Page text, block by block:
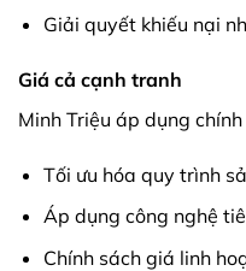
Giải quyết khiếu nại
Giá cả cạnh tranh
Minh Triệu áp dụng
Tối ưu hóa quy trình
Áp dụng công nghệ
Chính sách giá linh